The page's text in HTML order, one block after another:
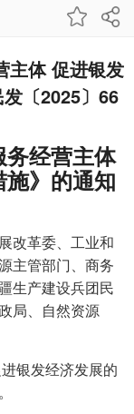
主体 促进银发
〔2025〕66
务经营主体
施》的通知
改革委、工业和
主管部门、商务
生产建设兵团民
局、自然资源
银发经济发展的